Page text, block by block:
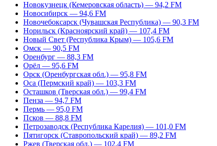
Новокузнецк (Кемеровская область) — 94,2 FM
Новосибирск — 94,6 FM
Новочебоксарск (Чувашская Республика) — 90,3 FM
Норильск (Красноярский край) — 107,4 FM
Новый Свет (Республика Крым) — 105,6 FM
Омск — 90,5 FM
Оренбург — 88,3 FM
Орёл — 95,6 FM
Орск (Оренбургская обл.) — 95,8 FM
Оса (Пермский край) — 103,3 FM
Осташков (Тверская обл.) — 99,4 FM
Пенза — 94,7 FM
Пермь — 95,0 FM
Псков — 88,8 FM
Петрозаводск (Республика Карелия) — 101,0 FM
Пятигорск (Ставропольский край) — 89,2 FM
Ржев (Тверская обл.) — 102,4 FM